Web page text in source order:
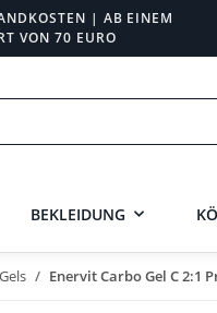
| AB EINEM
VON 70 EURO
BEKLEIDUNG
Enervit Carbo Gel C 2:1